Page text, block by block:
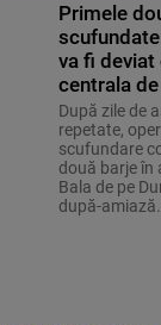
Primele
va fi deviat
centrala
După zile de
repetate,
scufundare
două barje în
Bala de pe
după-amiază.